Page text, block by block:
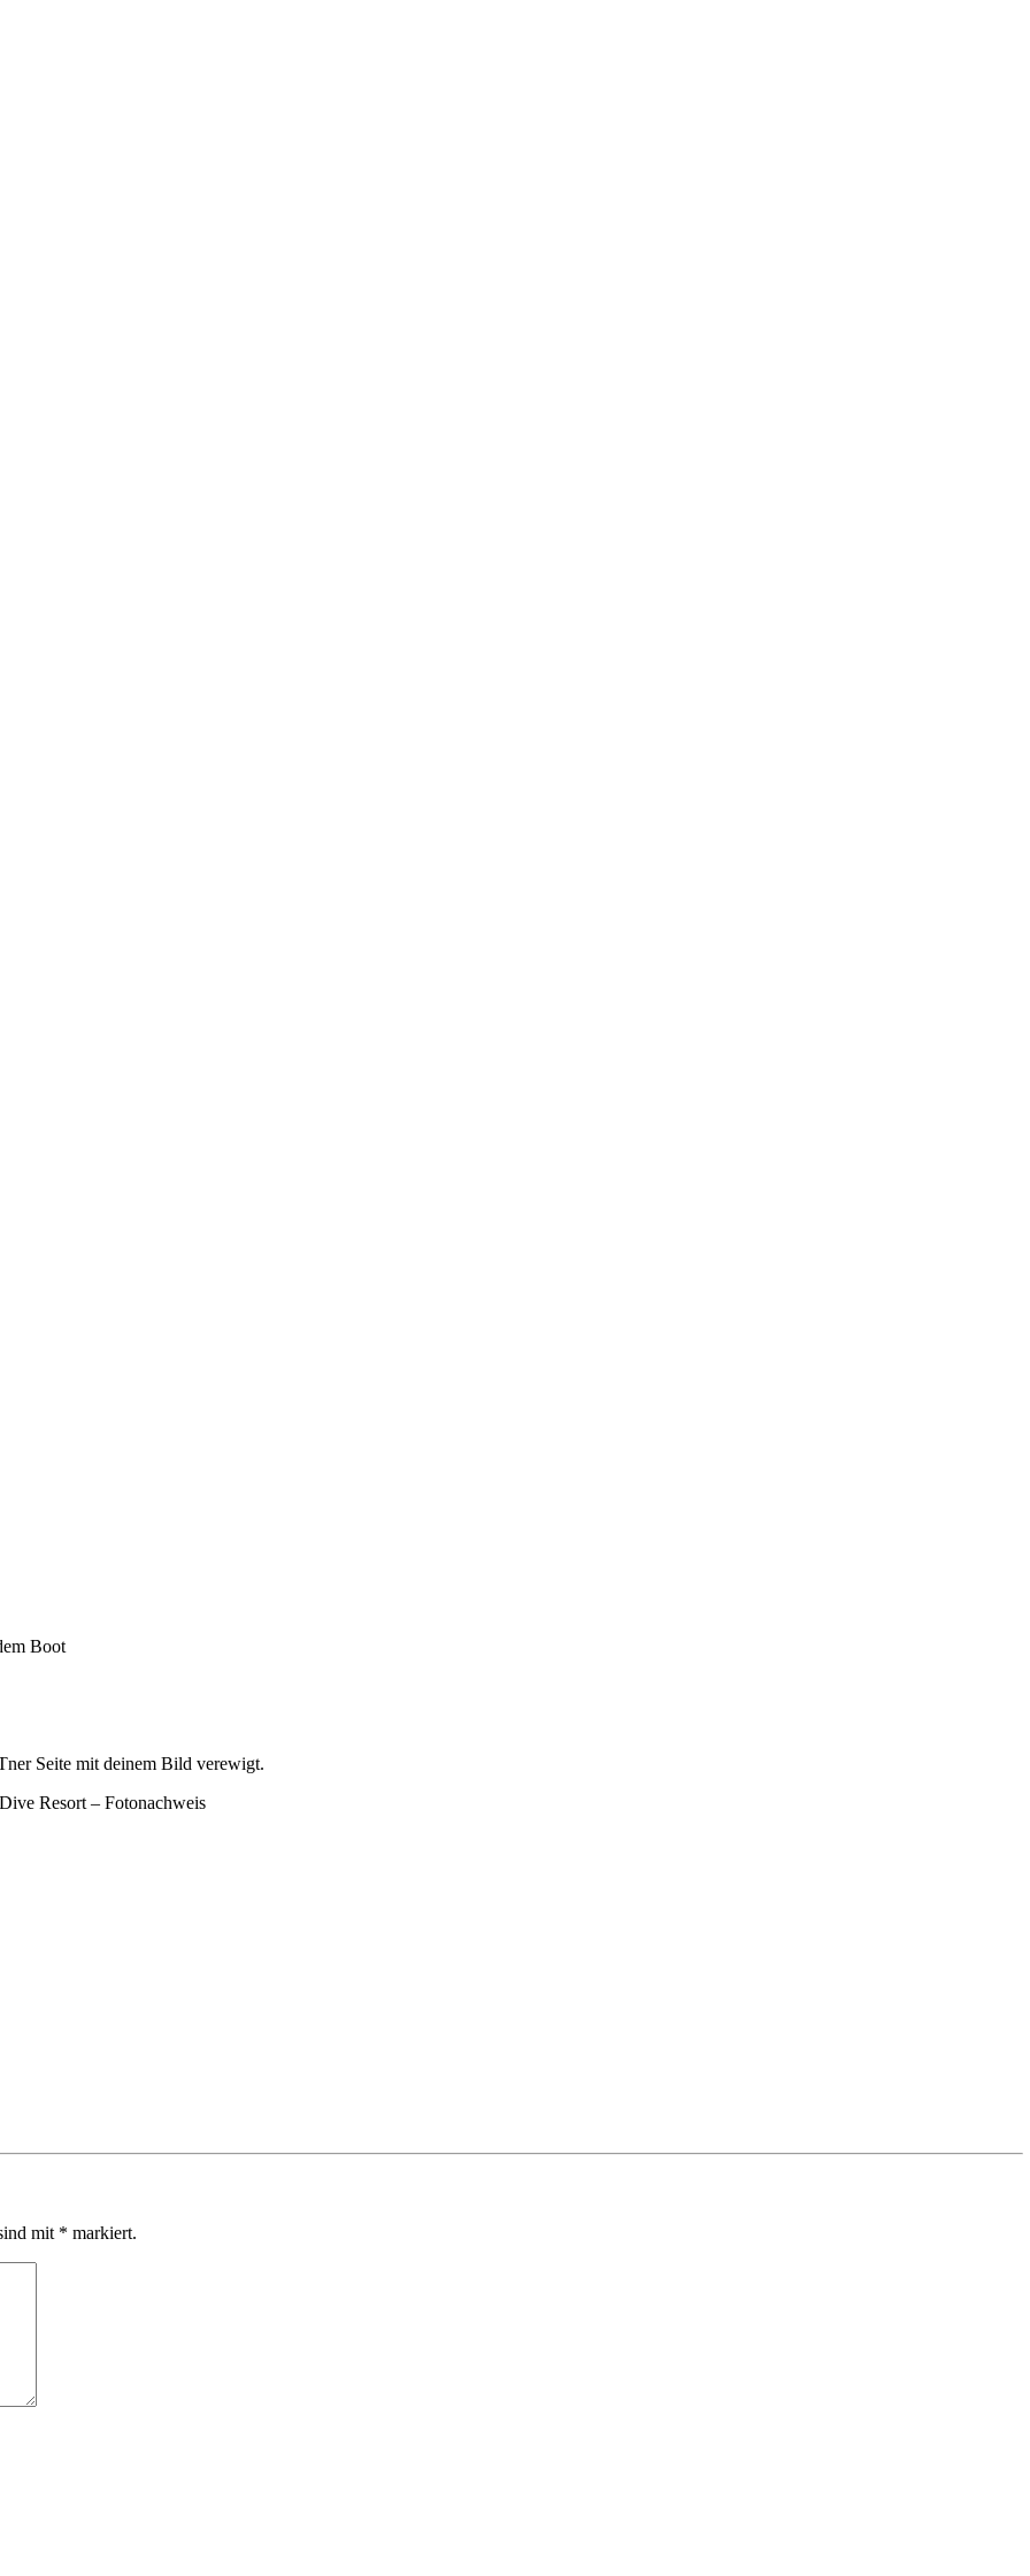
Boot
direkt Hunger, oder?
„vernetzt“. Die Jungs zaubern in ihrer kleinen Küche wahre Schätze und man munkelt, dass manche Tauchgäste nur wegen des Essens
Bild mit Netz. Das Bild rechts wurde gespiegelt und mit mehreren Fehlern versehen. 6 Fehler müsst ihr finden und alphabetisch und
Wert von 85,- Euro.
James & Mac Diving Center sowie Blue Water Dive Resort. Ziel ist es, dass alle, die das Rote Meer lieben, ein Teil dieser Initiative
der Gestaltung einer großen Landkarte der Region „Rotes Meer“, die wir mit euren persönlichen Bildern gestalten werden. Viele unserer
auch du dich bald auf unserem Gemälde verewigen.
des Rätsels ausfüllen musst.
Sea PARTner Seite erscheinen soll.
Zeit).
geben auch bekannt, wer sich einen Platz auf unserem Red Sea PARTner Gemälde ergattert hat.
irrtümlich falsch eingegebenen Mailadresse können wir Dir leider nicht antworten. DANKE
meines Fotos auf der Red Sea PARTner Seite einverstanden
speichert, sodass meine Anfrage beantwortet werden kann.
Seite mit deinem Bild verewigt.
Resort – Fotonachweis
mit * markiert.